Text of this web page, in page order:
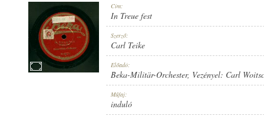
INDULÓ Cím:
In Treue fest
Szerző:
Carl Teike
Előadó:
Beka-Militär-Orchester, Vezényel: Carl
Műfaj:
induló